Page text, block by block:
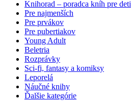
Knihorad – poradca kníh pre deti
Pre najmenších
Pre prvákov
Pre pubertiakov
Young Adult
Beletria
Rozprávky
Sci-fi, fantasy a komiksy
Leporelá
Náučné knihy
Ďalšie kategórie